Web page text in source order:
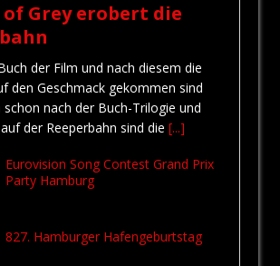
of Grey erobert die
der Film und nach diesem die
den Geschmack gekommen sind
nach der Buch-Trilogie und
der Reeperbahn sind die [...]
Eurovision Song Contest Grand Prix
Party Hamburg
827. Hamburger Hafengeburtstag